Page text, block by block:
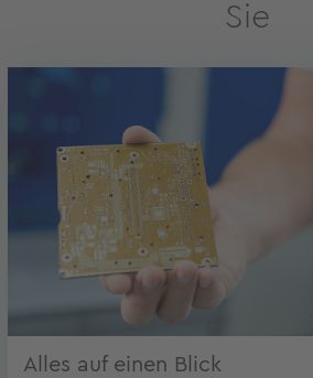
Sie
Alles auf einen Blick